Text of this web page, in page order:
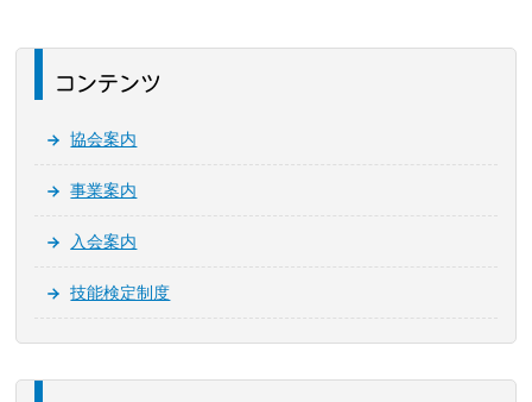
コンテンツ
協会案内
事業案内
入会案内
技能検定制度